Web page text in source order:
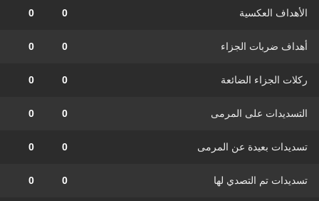
الأهداف العكسية 0
0
أهداف ضربات الجزاء 0
0
ركلات الجزاء الضائعة 0
0
التسديدات على المرمى 0
0
تسديدات بعيدة عن المرمى 0
0
تسديدات تم التصدي لها 0
0